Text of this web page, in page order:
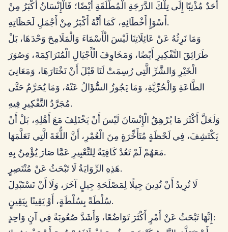
أَحَدٌ مُذْنِبًا إِلَى تِلْكَ الدَّرَجَةِ الْمُطْلَقَةِ أَيْضًا؛ فَالْإِنْسَانُ أَكْبَرُ مِنْ
أَسْوَإِ أَخْطَائِهِ، كَمَا أَنَّهُ أَكْبَرُ مِنْ أَجْمَلِ لَحَظَاتِهِ.
وَمَا نَرِثُهُ عَنْ عَائِلَاتِنَا لَيْسَ الْأَسْمَاءَ وَالْمَلَامِحَ وَحْدَهَا، بَلْ
طَرَائِقَ التَّفْكِيرِ أَيْضًا، وَمَخَاوِفَ الْأَجْيَالِ الْمُتَرَاكِمَةَ، وَصُوَرَ
الْخَيْرِ وَالشَّرِّ الَّتِي رُسِمَتْ لَنَا قَبْلَ أَنْ نَخْتَارَهَا، وَمَعَانِيَ
الطَّاعَةِ وَالْحُرِّيَّةِ، وَمَا يَجُوزُ السُّؤَالُ عَنْهُ، وَمَا يُحَرَّمُ حَتَّى
مُجَرَّدُ التَّفْكِيرِ فِيهِ.
وَلَعَلَّ أَكْثَرَ مَا يُرْهِقُ الْإِنْسَانَ لَيْسَ أَنْ يَخْتَلِفَ مَعَ أَهْلِهِ، بَلْ أَنْ
يَكْتَشِفَ، فِي لَحْظَةٍ مُتَأَخِّرَةٍ مِنَ الْعُمْرِ، أَنَّ اللُّغَةَ الَّتِي تَعَلَّمَهَا
مَعَهُمْ لَمْ تَعُدْ كَافِيَةً لِلتَّعْبِيرِ عَمَّا صَارَ يُؤْمِنُ بِهِ.
هَذِهِ الرِّوَايَةُ لَا تَبْحَثُ عَنْ مُنْتَصِرٍ.
لَا تُرِيدُ أَنْ تُدِينَ جِيلًا لِمَصْلَحَةِ جِيلٍ آخَرَ، وَلَا أَنْ تَسْتَبْدِلَ
سُلْطَةً بِسُلْطَةٍ، أَوْ يَقِينًا بِيَقِينٍ.
إِنَّهَا تَبْحَثُ عَنْ أَمْرٍ أَكْثَرَ تَوَاضُعًا، وَأَشَدَّ صُعُوبَةً فِي آنٍ وَاحِدٍ: